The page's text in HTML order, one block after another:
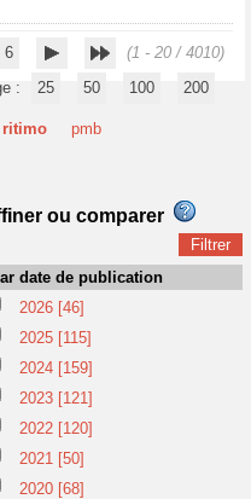
6
(1 - 20 / 4010)
:
25 50 100 200
ritimo pmb
ou comparer
date de publication
2026 [46]
2025 [115]
2024 [159]
2023 [121]
2022 [120]
2021 [50]
2020 [68]